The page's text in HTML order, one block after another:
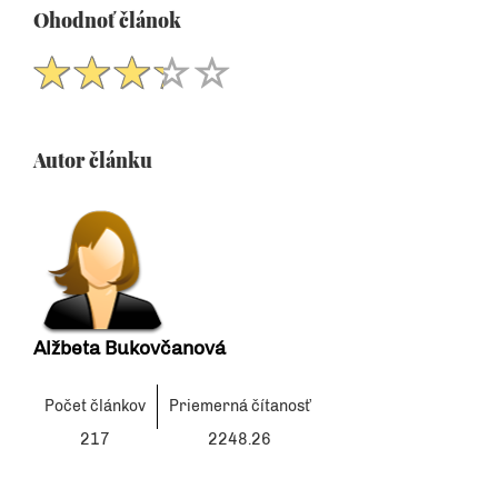
Ohodnoť článok
Autor článku
Alžbeta Bukovčanová
Počet článkov
Priemerná čítanosť
217
2248.26